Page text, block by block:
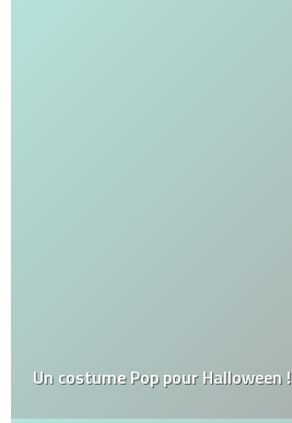
Un costume Pop pour Halloween !